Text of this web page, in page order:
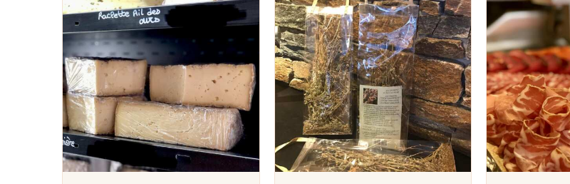
AJOUTER AU PANIER / APERÇU AJOUTER AU PANIER / APERÇU AJOUTER AU